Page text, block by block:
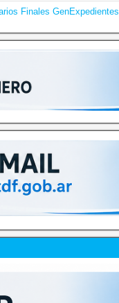
Finales GenExpedientes